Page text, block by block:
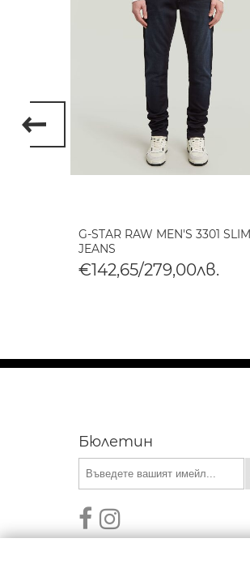
G-STAR RAW MEN'S 3301 SLIM
JEANS
€142,65/279,00лв.
Бюлетин